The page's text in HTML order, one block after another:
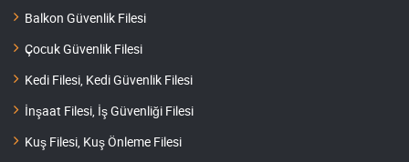
Balkon Güvenlik Filesi
Çocuk Güvenlik Filesi
Kedi Filesi, Kedi Güvenlik Filesi
İnşaat Filesi, İş Güvenliği Filesi
Kuş Filesi, Kuş Önleme Filesi